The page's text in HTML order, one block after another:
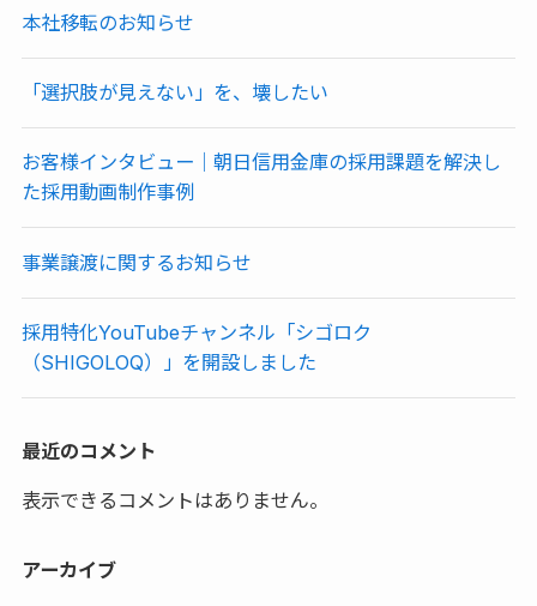
本社移転のお知らせ
「選択肢が見えない」を、壊したい
お客様インタビュー｜朝日信用金庫の採用課題を解決し
た採用動画制作事例
事業譲渡に関するお知らせ
採用特化YouTubeチャンネル「シゴロク
（SHIGOLOQ）」を開設しました
最近のコメント
表示できるコメントはありません。
アーカイブ